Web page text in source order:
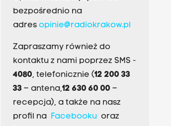
bezpośrednio na
adres opinie@radiokrakow.pl
Zapraszamy również do
kontaktu z nami poprzez SMS -
4080, telefonicznie (12 200 33
33– antena,12 630 60 00 –
recepcja), a także na nasz
profil na Facebookuoraz